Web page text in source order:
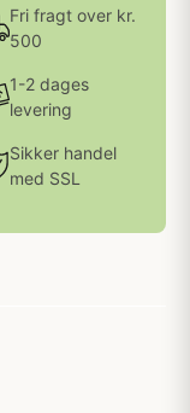
Fri fragt over kr.
500
1-2 dages
levering
Sikker handel
med SSL